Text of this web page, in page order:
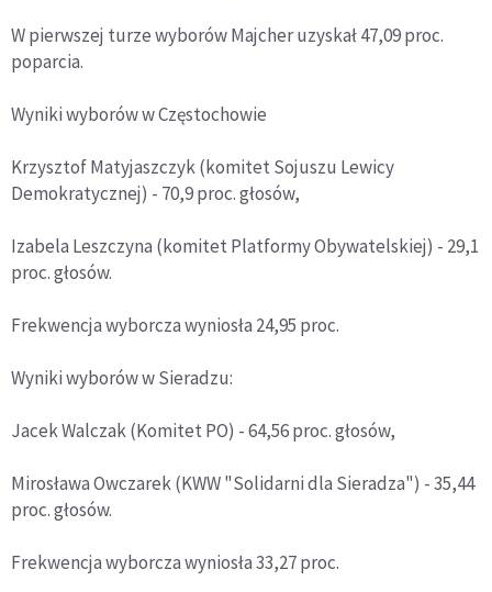
W pierwszej turze wyborów Majcher uzyskał 47,09 proc.
poparcia.
Wyniki wyborów w Częstochowie
Krzysztof Matyjaszczyk (komitet Sojuszu Lewicy
Demokratycznej) - 70,9 proc. głosów,
Izabela Leszczyna (komitet Platformy Obywatelskiej) - 29,1
proc. głosów.
Frekwencja wyborcza wyniosła 24,95 proc.
Wyniki wyborów w Sieradzu:
Jacek Walczak (Komitet PO) - 64,56 proc. głosów,
Mirosława Owczarek (KWW "Solidarni dla Sieradza") - 35,44
proc. głosów.
Frekwencja wyborcza wyniosła 33,27 proc.